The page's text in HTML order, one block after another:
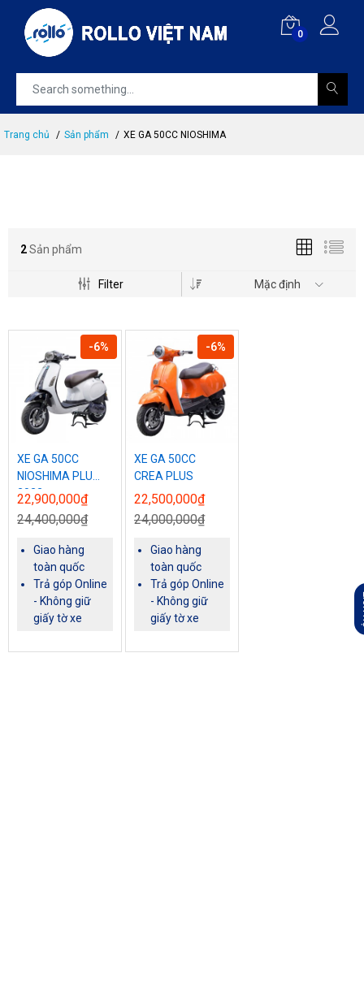
0
Trang chủ Sản phẩm XE GA 50CC NIOSHIMA
2Sản phẩm
Filter Mặc định
-6%
XE GA 50CC
NIOSHIMA PLUS
2022
22,900,000₫
24,400,000₫
Giao hàng
toàn quốc
Trả góp Online
- Không giữ
giấy tờ xe
-6%
XE GA 50CC
CREA PLUS
22,500,000₫
24,000,000₫
Giao hàng
toàn quốc
Trả góp Online
- Không giữ
giấy tờ xe